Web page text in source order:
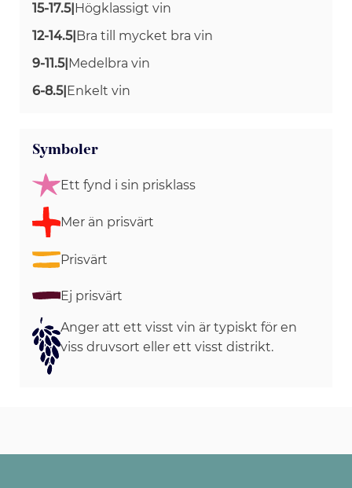
15-17.5| Högklassigt vin
12-14.5| Bra till mycket bra vin
9-11.5| Medelbra vin
6-8.5| Enkelt vin
Symboler
Ett fynd i sin prisklass
Mer än prisvärt
Prisvärt
Ej prisvärt
Anger att ett visst vin är typiskt för en
viss druvsort eller ett visst distrikt.